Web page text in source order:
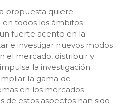
propuesta quiere
todos los ámbitos
fuerte acento en la
e investigar nuevos modos
el mercado, distribuir y
la investigación
la gama de
en los mercados
de estos aspectos han sido